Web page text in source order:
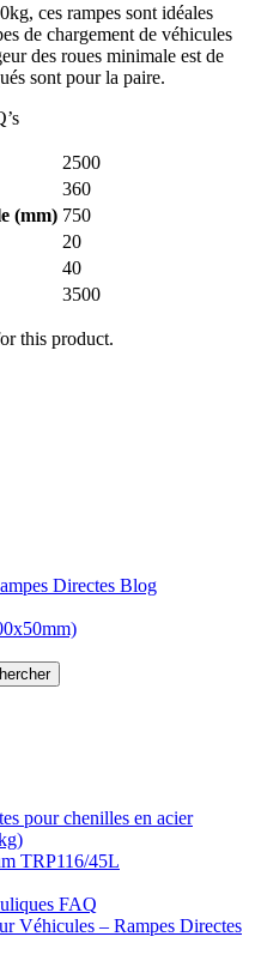
ces rampes sont idéales
de chargement de véhicules
des roues minimale est de
sont pour la paire.
2500
360
(mm) 750
20
40
3500
this product.
Directes Blog
pour chenilles en acier
TRP116/45L
FAQ
Véhicules – Rampes Directes